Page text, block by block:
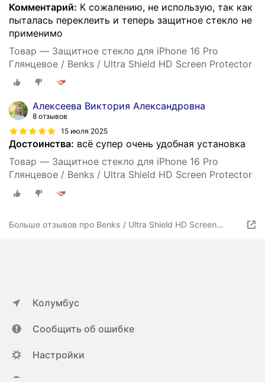
Комментарий: К сожалению, не использую, так как
пыталась переклеить и теперь защитное стекло не
применимо
Товар — Защитное стекло для iPhone 16 Pro
Глянцевое / Benks / Ultra Shield HD Screen Protector
Алексеева Виктория Александровна
8 отзывов
15 июля 2025
Достоинства: всё супер очень удобная установка
Товар — Защитное стекло для iPhone 16 Pro
Глянцевое / Benks / Ultra Shield HD Screen Protector
Больше отзывов про Benks / Ultra Shield HD Screen
Колумбус
Сообщить об ошибке
Настройки